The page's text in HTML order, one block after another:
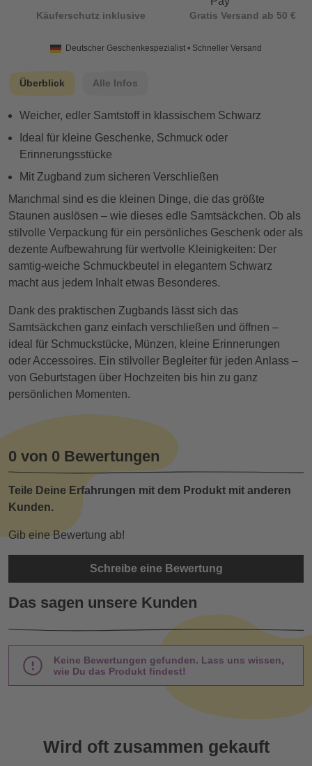
Käuferschutz inklusive Gratis Versand ab 50 €
Deutscher Geschenkespezialist • Schneller Versand
Überblick Alle Infos
Weicher, edler Samtstoff in klassischem Schwarz
Ideal für kleine Geschenke, Schmuck oder
Erinnerungsstücke
Mit Zugband zum sicheren Verschließen
Manchmal sind es die kleinen Dinge, die das größte
Staunen auslösen – wie dieses edle Samtsäckchen. Ob als
stilvolle Verpackung für ein persönliches Geschenk oder als
dezente Aufbewahrung für wertvolle Kleinigkeiten: Der
samtig-weiche Schmuckbeutel in elegantem Schwarz
macht aus jedem Inhalt etwas Besonderes.
Dank des praktischen Zugbands lässt sich das
Samtsäckchen ganz einfach verschließen und öffnen –
ideal für Schmuckstücke, Münzen, kleine Erinnerungen
oder Accessoires. Ein stilvoller Begleiter für jeden Anlass –
von Geburtstagen über Hochzeiten bis hin zu ganz
persönlichen Momenten.
0 von 0 Bewertungen
Teile Deine Erfahrungen mit dem Produkt mit anderen
Kunden.
Gib eine Bewertung ab!
Schreibe eine Bewertung
Das sagen unsere Kunden
Keine Bewertungen gefunden. Lass uns wissen,
wie Du das Produkt findest!
Wird oft zusammen gekauft